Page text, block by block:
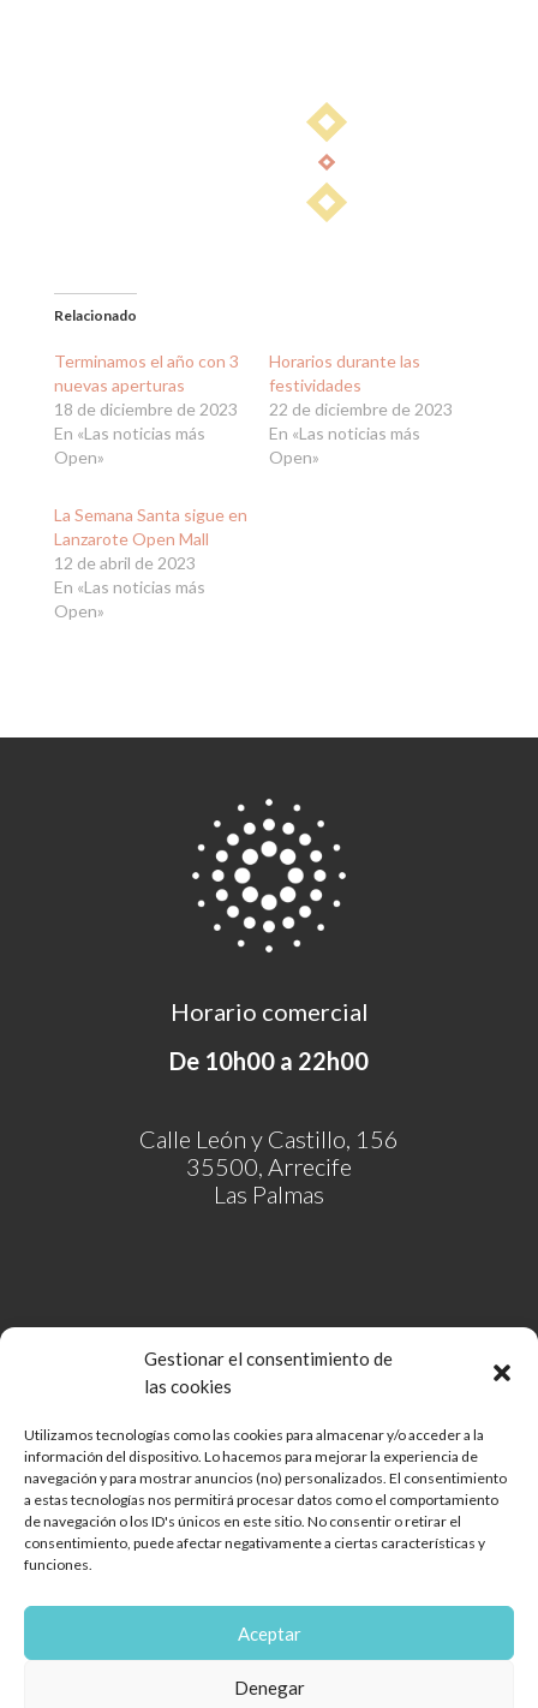
Gestionar el consentimiento de
las cookies
Utilizamos tecnologías como las cookies para almacenar y/o acceder a la
información del dispositivo. Lo hacemos para mejorar la experiencia de
navegación y para mostrar anuncios (no) personalizados. El consentimiento
a estas tecnologías nos permitirá procesar datos como el comportamiento
de navegación o los ID's únicos en este sitio. No consentir o retirar el
consentimiento, puede afectar negativamente a ciertas características y
funciones.
Aceptar
Denegar
Relacionado
Terminamos el año con 3
nuevas aperturas
18 de diciembre de 2023
En «Las noticias más
Open»
Horarios durante las
festividades
22 de diciembre de 2023
En «Las noticias más
Open»
La Semana Santa sigue en
Lanzarote Open Mall
12 de abril de 2023
En «Las noticias más
Open»
Horario comercial
De 10h00 a 22h00
Calle León y Castillo, 156
35500, Arrecife
Las Palmas
Comunidad de Bienes Open Mall Lanzarote CB
Aviso legal
Política de cookies
Protección de Datos
Diseño web